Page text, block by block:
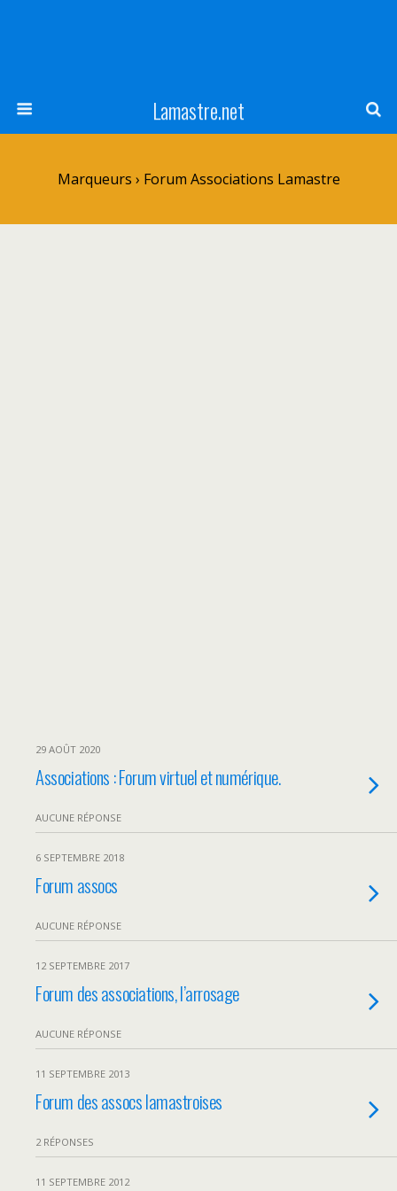
Lamastre.net
Marqueurs › Forum Associations Lamastre
29 AOÛT 2020
Associations : Forum virtuel et numérique.
AUCUNE RÉPONSE
6 SEPTEMBRE 2018
Forum assocs
AUCUNE RÉPONSE
12 SEPTEMBRE 2017
Forum des associations, l’arrosage
AUCUNE RÉPONSE
11 SEPTEMBRE 2013
Forum des assocs lamastroises
2 RÉPONSES
11 SEPTEMBRE 2012